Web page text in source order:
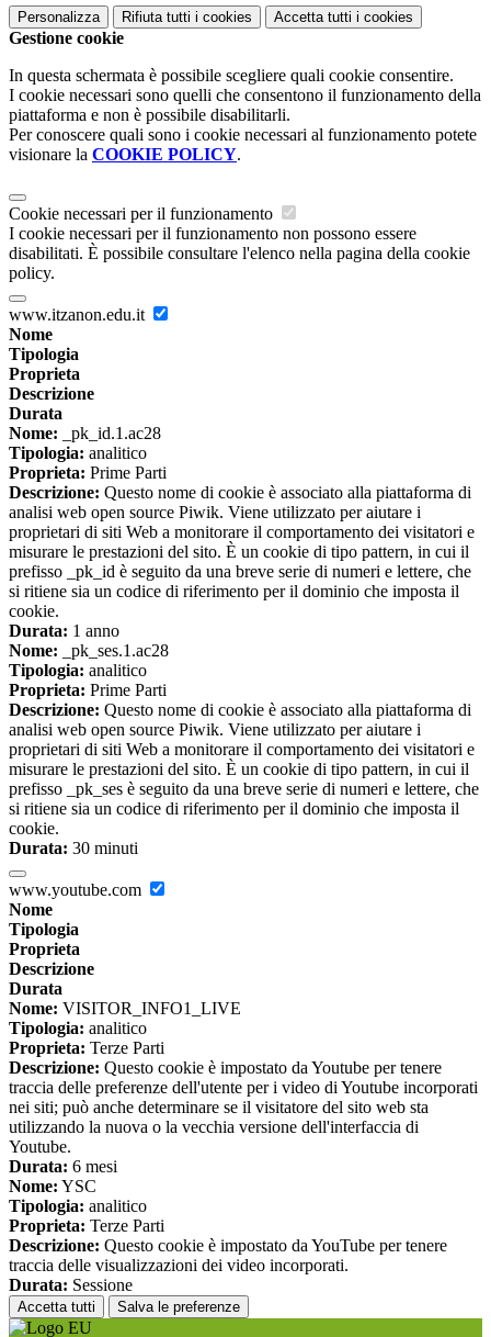
Personalizza Rifiuta tutti i cookies Accetta tutti i cookies
Gestione cookie
In questa schermata è possibile scegliere quali cookie consentire.
I cookie necessari sono quelli che consentono il funzionamento della
piattaforma e non è possibile disabilitarli.
Per conoscere quali sono i cookie necessari al funzionamento potete
visionare la COOKIE POLICY.
Cookie necessari per il funzionamento
I cookie necessari per il funzionamento non possono essere
disabilitati. È possibile consultare l'elenco nella pagina della cookie
policy.
www.itzanon.edu.it
Nome
Tipologia
Proprieta
Descrizione
Durata
Nome: _pk_id.1.ac28
Tipologia: analitico
Proprieta: Prime Parti
Descrizione: Questo nome di cookie è associato alla piattaforma di
analisi web open source Piwik. Viene utilizzato per aiutare i
proprietari di siti Web a monitorare il comportamento dei visitatori e
misurare le prestazioni del sito. È un cookie di tipo pattern, in cui il
prefisso _pk_id è seguito da una breve serie di numeri e lettere, che
si ritiene sia un codice di riferimento per il dominio che imposta il
cookie.
Durata: 1 anno
Nome: _pk_ses.1.ac28
Tipologia: analitico
Proprieta: Prime Parti
Descrizione: Questo nome di cookie è associato alla piattaforma di
analisi web open source Piwik. Viene utilizzato per aiutare i
proprietari di siti Web a monitorare il comportamento dei visitatori e
misurare le prestazioni del sito. È un cookie di tipo pattern, in cui il
prefisso _pk_ses è seguito da una breve serie di numeri e lettere, che
si ritiene sia un codice di riferimento per il dominio che imposta il
cookie.
Durata: 30 minuti
www.youtube.com
Nome
Tipologia
Proprieta
Descrizione
Durata
Nome: VISITOR_INFO1_LIVE
Tipologia: analitico
Proprieta: Terze Parti
Descrizione: Questo cookie è impostato da Youtube per tenere
traccia delle preferenze dell'utente per i video di Youtube incorporati
nei siti; può anche determinare se il visitatore del sito web sta
utilizzando la nuova o la vecchia versione dell'interfaccia di
Youtube.
Durata: 6 mesi
Nome: YSC
Tipologia: analitico
Proprieta: Terze Parti
Descrizione: Questo cookie è impostato da YouTube per tenere
traccia delle visualizzazioni dei video incorporati.
Durata: Sessione
Accetta tutti Salva le preferenze